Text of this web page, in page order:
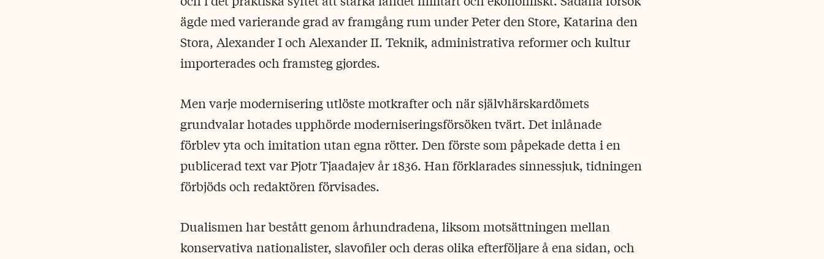
ägde med varierande grad av framgång rum under Peter den Store, Katarina den
Stora, Alexander I och Alexander II. Teknik, administrativa reformer och kultur
importerades och framsteg gjordes.
Men varje modernisering utlöste motkrafter och när självhärskardömets
grundvalar hotades upphörde moderniseringsförsöken tvärt. Det inlånade
förblev yta och imitation utan egna rötter. Den förste som påpekade detta i en
publicerad text var Pjotr Tjaadajev år 1836. Han förklarades sinnessjuk, tidningen
förbjöds och redaktören förvisades.
Dualismen har bestått genom århundradena, liksom motsättningen mellan
konservativa nationalister, slavofiler och deras olika efterföljare å ena sidan, och